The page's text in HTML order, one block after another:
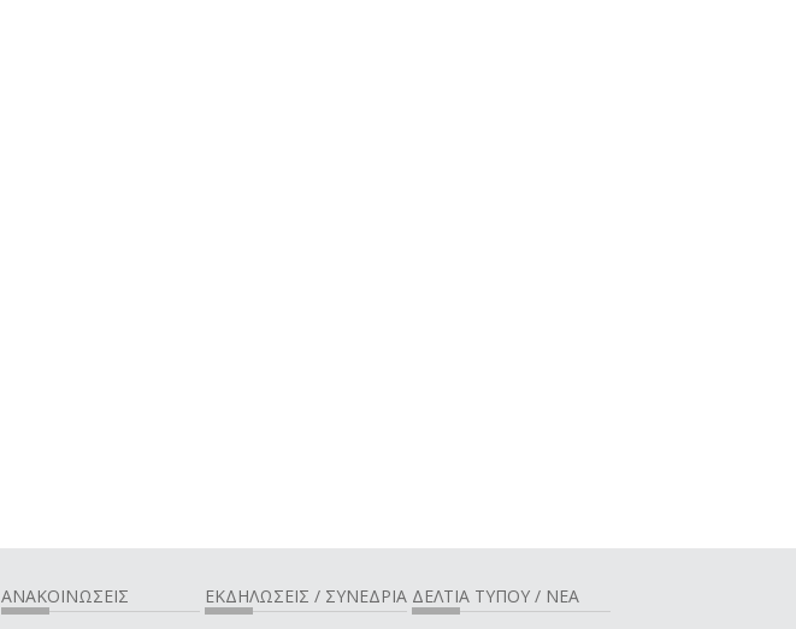
ΑΝΑΚΟΙΝΩΣΕΙΣ ΕΚΔΗΛΩΣΕΙΣ / ΣΥΝΕΔΡΙΑ ΔΕΛΤΙΑ ΤΥΠΟΥ / ΝΕΑ